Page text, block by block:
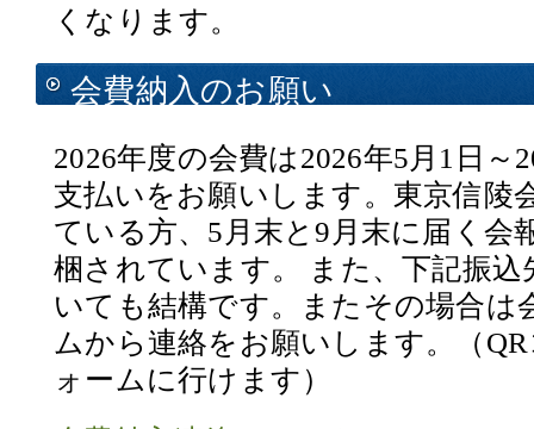
くなります。
会費納入のお願い
2026年度の会費は2026年5月1日～
支払いをお願いします。東京信陵
ている方、5月末と9月末に届く会
梱されています。 また、下記振
いても結構です。またその場合は
ムから連絡をお願いします。（
ォームに行けます）